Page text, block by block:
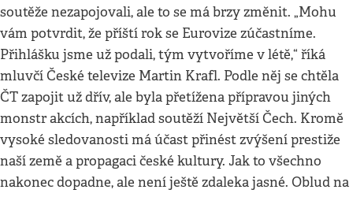
soutěže nezapojovali, ale to se má brzy změnit. „Mohu
vám potvrdit, že příští rok se Eurovize zúčastníme.
Přihlášku jsme už podali, tým vytvoříme v létě,“ říká
mluvčí České televize Martin Krafl. Podle něj se chtěla
ČT zapojit už dřív, ale byla přetížena přípravou jiných
monstr akcích, například soutěží Největší Čech. Kromě
vysoké sledovanosti má účast přinést zvýšení prestiže
naší země a propagaci české kultury. Jak to všechno
nakonec dopadne, ale není ještě zdaleka jasné. Oblud na